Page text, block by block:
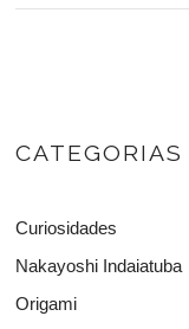
CATEGORIAS
Curiosidades
Nakayoshi Indaiatuba
Origami